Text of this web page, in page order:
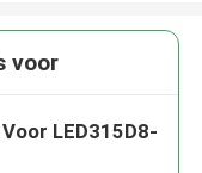
voor
LED315D8-